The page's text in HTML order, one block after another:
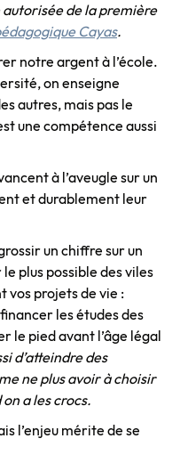
de la première
Cayas.
notre argent à l’école.
on enseigne
autres, mais pas le
une compétence aussi
à l’aveugle sur un
et durablement leur
un chiffre sur un
plus possible des viles
vos projets de vie :
les études des
le pied avant l’âge légal
d’atteindre des
ne plus avoir à choisir
a les crocs.
l’enjeu mérite de se